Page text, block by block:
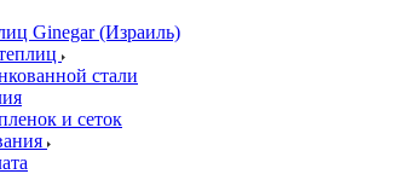
Ginegar (Израиль)
стали
и сеток